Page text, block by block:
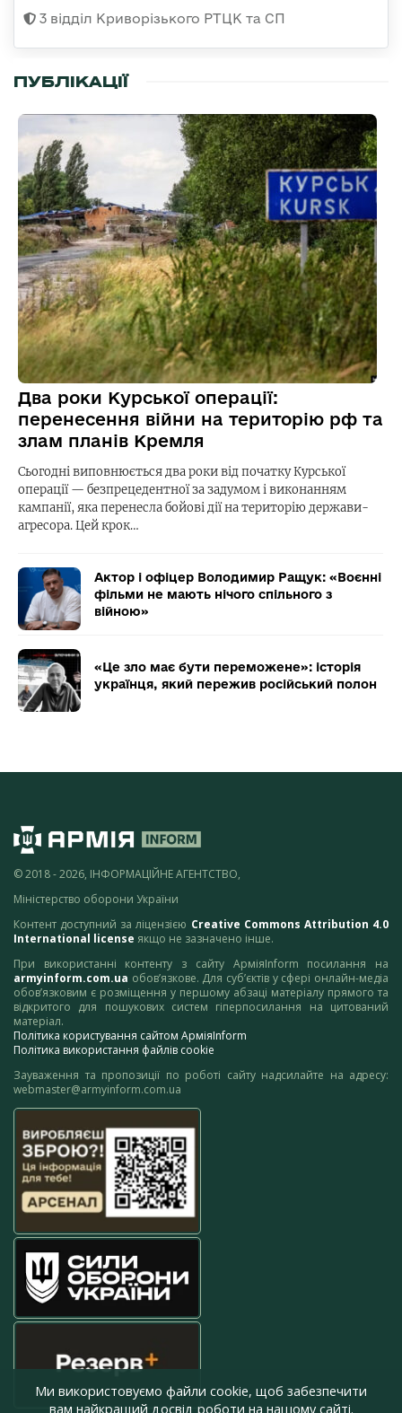
3 відділ Криворізького РТЦК та СП
ПУБЛІКАЦІЇ
Два роки Курської операції:
перенесення війни на територію рф та
злам планів Кремля
Сьогодні виповнюється два роки від початку Курської
операції — безпрецедентної за задумом і виконанням
кампанії, яка перенесла бойові дії на територію держави-
агресора. Цей крок…
Актор і офіцер Володимир Ращук: «Воєнні
фільми не мають нічого спільного з
війною»
«Це зло має бути переможене»: історія
українця, який пережив російський полон
© 2018 - 2026, ІНФОРМАЦІЙНЕ АГЕНТСТВО,
Міністерство оборони України
Контент доступний за ліцензією Creative Commons Attribution 4.0
International license якщо не зазначено інше.
При використанні контенту з сайту АрміяInform посилання на
armyinform.com.ua обов’язкове. Для суб’єктів у сфері онлайн-медіа
обов’язковим є розміщення у першому абзаці матеріалу прямого та
відкритого для пошукових систем гіперпосилання на цитований
матеріал.
Політика користування сайтом АрміяInform
Політика використання файлів cookie
Зауваження та пропозиції по роботі сайту надсилайте на адресу:
webmaster@armyinform.com.ua
Ми використовуємо файли cookie, щоб забезпечити
вам найкращий досвід роботи на нашому сайті.